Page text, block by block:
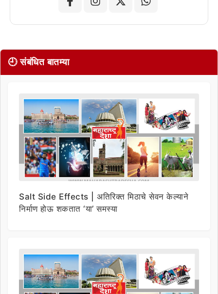
🕘 संबंधित बातम्या
Salt Side Effects | अतिरिक्त मिठाचे सेवन केल्याने
निर्माण होऊ शकतात ‘या’ समस्या